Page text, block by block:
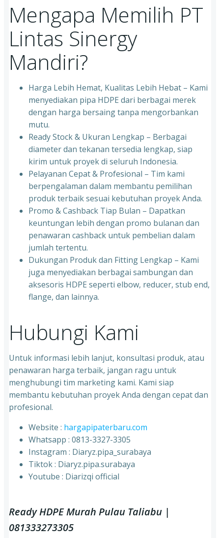
Mengapa Memilih PT
Lintas Sinergy
Mandiri?
Harga Lebih Hemat, Kualitas Lebih Hebat – Kami
menyediakan pipa HDPE dari berbagai merek
dengan harga bersaing tanpa mengorbankan
mutu.
Ready Stock & Ukuran Lengkap – Berbagai
diameter dan tekanan tersedia lengkap, siap
kirim untuk proyek di seluruh Indonesia.
Pelayanan Cepat & Profesional – Tim kami
berpengalaman dalam membantu pemilihan
produk terbaik sesuai kebutuhan proyek Anda.
Promo & Cashback Tiap Bulan – Dapatkan
keuntungan lebih dengan promo bulanan dan
penawaran cashback untuk pembelian dalam
jumlah tertentu.
Dukungan Produk dan Fitting Lengkap – Kami
juga menyediakan berbagai sambungan dan
aksesoris HDPE seperti elbow, reducer, stub end,
flange, dan lainnya.
Hubungi Kami
Untuk informasi lebih lanjut, konsultasi produk, atau
penawaran harga terbaik, jangan ragu untuk
menghubungi tim marketing kami. Kami siap
membantu kebutuhan proyek Anda dengan cepat dan
profesional.
Website : hargapipaterbaru.com
Whatsapp : 0813-3327-3305
⁠Instagram : Diaryz.pipa_surabaya
⁠Tiktok : Diaryz.pipa.surabaya
⁠Youtube : Diarizqi official
Ready HDPE Murah Pulau Taliabu |
081333273305